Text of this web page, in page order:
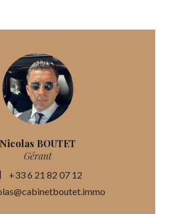
Nicolas BOUTET
Gérant
+33 6 21 82 07 12